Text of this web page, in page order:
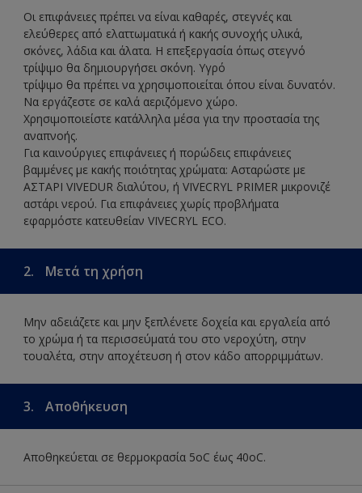
Οι επιφάνειες πρέπει να είναι καθαρές, στεγνές και
ελεύθερες από ελαττωματικά ή κακής συνοχής υλικά,
σκόνες, λάδια και άλατα. Η επεξεργασία όπως στεγνό
τρίψιμο θα δημιουργήσει σκόνη. Υγρό
τρίψιμο θα πρέπει να χρησιμοποιείται όπου είναι δυνατόν.
Να εργάζεστε σε καλά αεριζόμενο χώρο.
Χρησιμοποιείστε κατάλληλα μέσα για την προστασία της
αναπνοής.
Για καινούργιες επιφάνειες ή πορώδεις επιφάνειες
βαμμένες με κακής ποιότητας χρώματα: Ασταρώστε με
ΑΣΤΑΡΙ VIVEDUR διαλύτου, ή VIVECRYL PRIMER μικρονιζέ
αστάρι νερού. Για επιφάνειες χωρίς προβλήματα
εφαρμόστε κατευθείαν VIVECRYL ECO.
2. Μετά τη χρήση
Μην αδειάζετε και μην ξεπλένετε δοχεία και εργαλεία από
το χρώμα ή τα περισσεύματά του στο νεροχύτη, στην
τουαλέτα, στην αποχέτευση ή στον κάδο απορριμμάτων.
3. Αποθήκευση
Αποθηκεύεται σε θερμοκρασία 5οC έως 40οC.